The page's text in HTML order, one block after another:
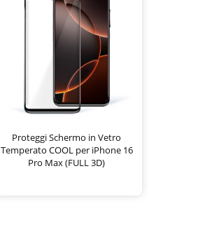
Proteggi Schermo in Vetro
Temperato COOL per iPhone 16
Pro Max (FULL 3D)